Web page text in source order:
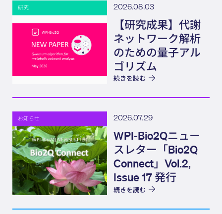
研究 2026.08.03
【研究成果】代謝
ネットワーク解析
のための量子アル
ゴリズム
続きを読む
お知らせ 2026.07.29
WPI-Bio2Qニュー
スレター「Bio2Q
Connect」Vol.2,
Issue 17 発行
続きを読む